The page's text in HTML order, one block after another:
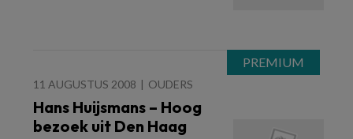
11 AUGUSTUS 2008 OUDERS
Hans Huijsmans – Hoog
bezoek uit Den Haag